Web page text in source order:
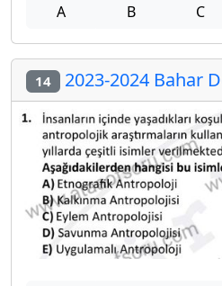
A B C
14 2023-2024 Bahar